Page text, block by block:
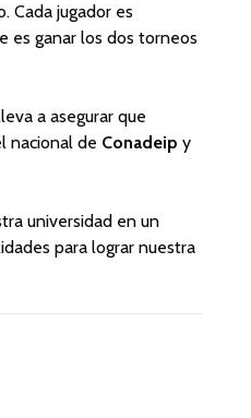
Cada jugador es
es ganar los dos torneos
a asegurar que
nacional de Conadeip y
universidad en un
para lograr nuestra